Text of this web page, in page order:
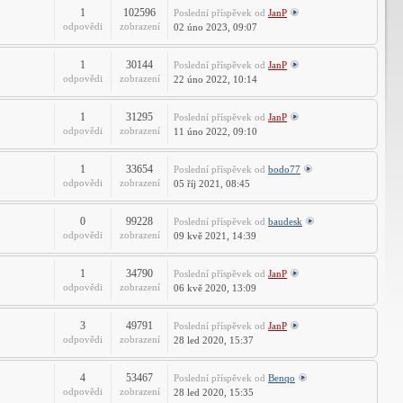
1
odpovědi
102596
zobrazení
Poslední příspěvek od JanP
02 úno 2023, 09:07
1
odpovědi
30144
zobrazení
Poslední příspěvek od JanP
22 úno 2022, 10:14
1
odpovědi
31295
zobrazení
Poslední příspěvek od JanP
11 úno 2022, 09:10
1
odpovědi
33654
zobrazení
Poslední příspěvek od bodo77
05 říj 2021, 08:45
0
odpovědi
99228
zobrazení
Poslední příspěvek od baudesk
09 kvě 2021, 14:39
1
odpovědi
34790
zobrazení
Poslední příspěvek od JanP
06 kvě 2020, 13:09
3
odpovědi
49791
zobrazení
Poslední příspěvek od JanP
28 led 2020, 15:37
4
odpovědi
53467
zobrazení
Poslední příspěvek od Benqo
28 led 2020, 15:35